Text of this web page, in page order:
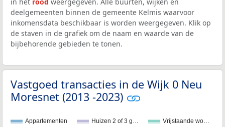
deelgemeenten binnen de gemeente Kelmis waarvoor
inkomensdata beschikbaar is worden weergegeven. Klik op
de staven in de grafiek om de naam en waarde van de
bijbehorende gebieden te tonen.
Vastgoed transacties in de Wijk 0 Neu
Moresnet (2013 -2023)
Appartementen Huizen 2 of 3 g… Vrijstaande wo…